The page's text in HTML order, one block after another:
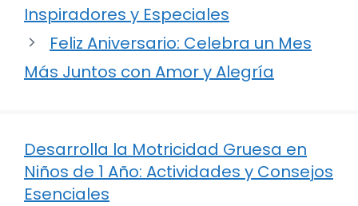
Inspiradores y Especiales
Feliz Aniversario: Celebra un Mes
Más Juntos con Amor y Alegría
Desarrolla la Motricidad Gruesa en
Niños de 1 Año: Actividades y Consejos
Esenciales